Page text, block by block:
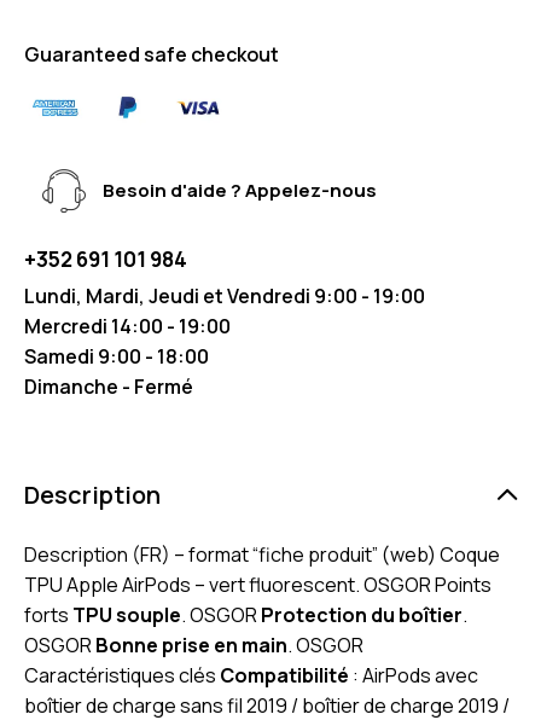
Guaranteed safe checkout
Besoin d'aide ? Appelez-nous
+352 691 101 984
Lundi, Mardi, Jeudi et Vendredi 9:00 - 19:00
Mercredi 14:00 - 19:00
Samedi 9:00 - 18:00
Dimanche - Fermé
Description
Description (FR) – format “fiche produit” (web) Coque
TPU Apple AirPods – vert fluorescent. OSGOR Points
forts TPU souple. OSGORProtection du boîtier.
OSGORBonne prise en main. OSGOR
Caractéristiques clés Compatibilité : AirPods avec
boîtier de charge sans fil 2019 / boîtier de charge 2019 /